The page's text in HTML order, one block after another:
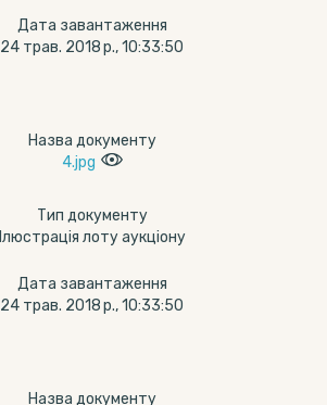
Дата завантаження
24 трав. 2018 р., 10:33:50
Назва документу
4.jpg
Тип документу
Ілюстрація лоту аукціону
Дата завантаження
24 трав. 2018 р., 10:33:50
Назва документу